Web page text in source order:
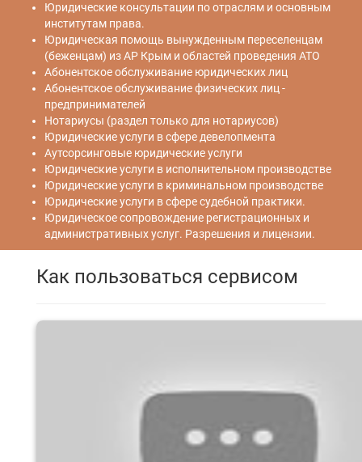
Юридические консультации по отраслям и основным
институтам права.
Юридическая помощь вынужденным переселенцам
(беженцам) из АР Крым и областей проведения АТО
Абонентское обслуживание юридических лиц
Абонентское обслуживание физических лиц -
предпринимателей
Нотариусы (раздел только для нотариусов)
Юридические услуги в сфере девелопмента
Аутсорсинговые юридические услуги
Юридические услуги в исполнительном производстве
Юридические услуги в криминальном производстве
Юридические услуги в сфере судебной практики.
Юридическое сопровождение регистрационных и
административных услуг. Разрешения и лицензии.
Как пользоваться сервисом